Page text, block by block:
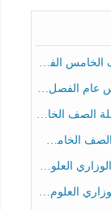
الثالث 2025-2026
عام الفصل الثالث
الفصل الثالث